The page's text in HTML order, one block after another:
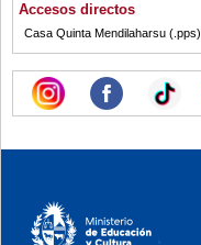
Accesos directos
Casa Quinta Mendilaharsu (.pps)